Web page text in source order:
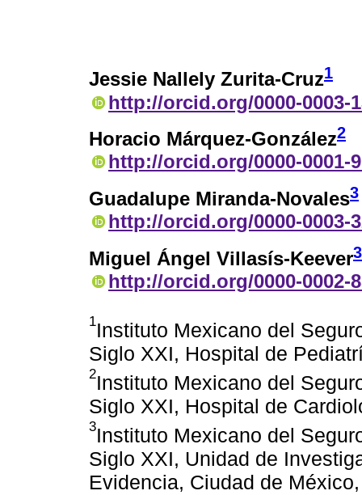
Jessie Nallely Zurita-Cruz1
http://orcid.org/0000-0003-
Horacio Márquez-González2
http://orcid.org/0000-0001-
Guadalupe Miranda-Novales3
http://orcid.org/0000-0003-
Miguel Ángel Villasís-Keever3
http://orcid.org/0000-0002-
1Instituto Mexicano del
Siglo XXI, Hospital de
2Instituto Mexicano del
Siglo XXI, Hospital de
3Instituto Mexicano del
Siglo XXI, Unidad de
Evidencia, Ciudad de